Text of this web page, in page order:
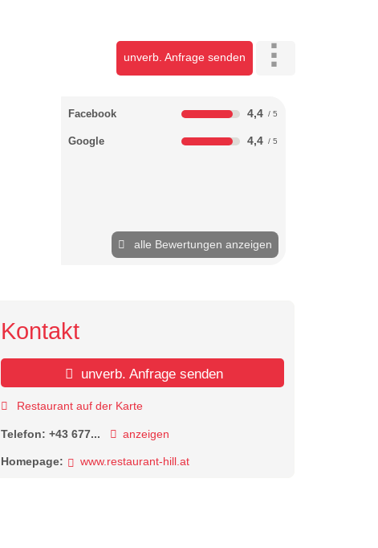
unverb. Anfrage senden
Facebook 4,4
Google 4,4
alle Bewertungen anzeigen
Kontakt
unverb. Anfrage senden
Restaurant auf der Karte
Telefon:+43 677... anzeigen
Homepage: www.restaurant-hill.at